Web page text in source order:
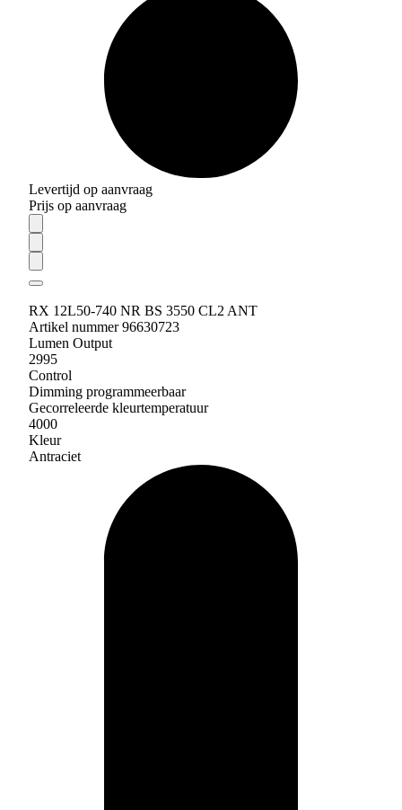
Levertijd op aanvraag
Prijs op aanvraag
RX 12L50-740 NR BS 3550 CL2 ANT
Artikel nummer 96630723
Lumen Output
2995
Control
Dimming programmeerbaar
Gecorreleerde kleurtemperatuur
4000
Kleur
Antraciet